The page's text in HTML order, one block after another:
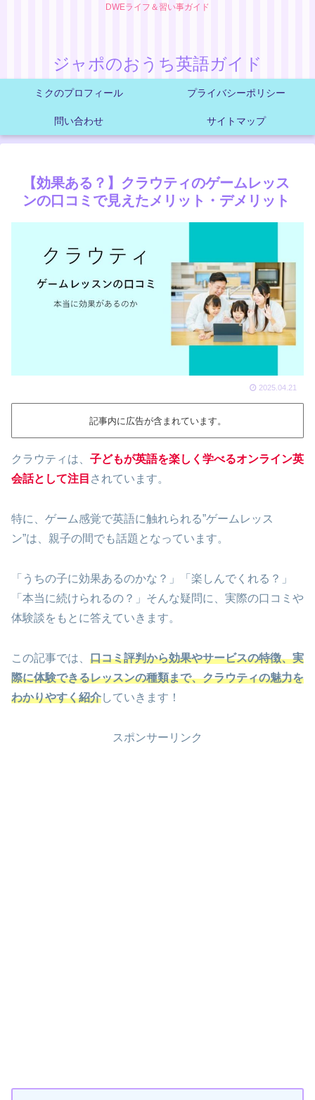
DWEライフ＆習い事ガイド
ジャポのおうち英語ガイド
ミクのプロフィール プライバシーポリシー
問い合わせ サイトマップ
【効果ある？】クラウティのゲームレッス
ンの口コミで見えたメリット・デメリット
2025.04.21
記事内に広告が含まれています。
クラウティは、 子どもが英語を楽しく学べるオンライン英
会話として注目 されています。
特に、ゲーム感覚で英語に触れられる”ゲームレッス
ン”は、親子の間でも話題となっています。
「うちの子に効果あるのかな？」「楽しんでくれる？」
「本当に続けられるの？」そんな疑問に、実際の口コミや
体験談をもとに答えていきます。
この記事では、 口コミ評判から効果やサービスの特徴、実
際に体験できるレッスンの種類まで、クラウティの魅力を
わかりやすく紹介していきます！
スポンサーリンク